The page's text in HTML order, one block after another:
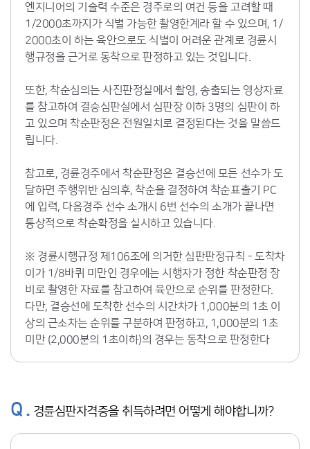
엔지니어의 기술력 수준은 경주로의 여건 등을 고려할 때
1/2000초까지가 식별 가능한 촬영한계라 할 수 있으며, 1/
2000초이 하는 육안으로도 식별이 어려운 관계로 경륜시
행규정을 근거로 동착으로 판정하고 있는 것입니다.
또한, 착순심의는 사진판정실에서 촬영, 송출되는 영상자료
를 참고하여 결승심판실에서 심판장 이하 3명의 심판이 하
고 있으며 착순판정은 전원일치로 결정된다는 것을 말씀드
립니다.
참고로, 경륜경주에서 착순판정은 결승선에 모든 선수가 도
달하면 주행위반 심의후, 착순을 결정하여 착순표출기 PC
에 입력, 다음경주 선수 소개시 6번 선수의 소개가 끝나면
통상적으로 착순확정을 실시하고 있습니다.
※ 경륜시행규정 제106조에 의거한 심판판정규칙 - 도착차
이가 1/8바퀴 미만인 경우에는 시행자가 정한 착순판정 장
비로 촬영한 자료를 참고하여 육안으로 순위를 판정한다.
다만, 결승선에 도착한 선수의 시간차가 1,000분의 1초 이
상의 근소차는 순위를 구분하여 판정하고, 1,000분의 1초
미만 (2,000분의 1초이하)의 경우는 동착으로 판정한다
Q . 경륜심판자격증을 취득하려면 어떻게 해야합니까?